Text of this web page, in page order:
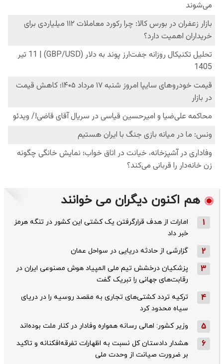
هم اکنون دیگران می خوانند
1
امارات از هدف قرارگرفتن یک کشتی این کشور در تنگه هرمز
خبر داد
2 گزارشی از حادثه دریایی در سواحل عمان
3
پزشکیان درخشش تیم ملی المپیاد هوش مصنوعی ایران در
رقابت‌های جهانی را تبریک گفت
4
ترکیه تردد کشتی‌های تجاری به مقصد روسیه را در دریای
سیاه محدود کرد
5 وزیر کشور: اهالی رسانه همواره وفادار در کنار ملت بوده‌اند
6
هشدار دادستان کل نسبت به اظهارات تفرقه‌افکنانه و تاکید
بر ضرورت صیانت از وحدت ملی